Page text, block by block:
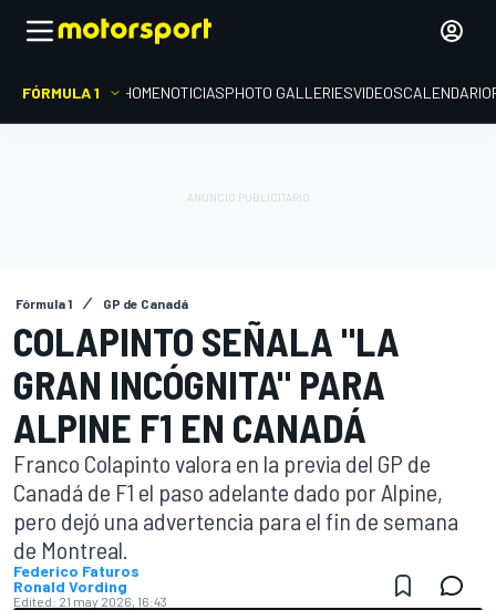
FÓRMULA 1 HOMENOTICIASPHOTO GALLERIESVIDEOSCALENDARIO
Fórmula 1 GP de Canadá
COLAPINTO SEÑALA "LA
GRAN INCÓGNITA" PARA
ALPINE F1 EN CANADÁ
Franco Colapinto valora en la previa del GP de
Canadá de F1 el paso adelante dado por Alpine,
pero dejó una advertencia para el fin de semana
de Montreal.
Federico Faturos
Ronald Vording
Edited: 21 may 2026, 16:43